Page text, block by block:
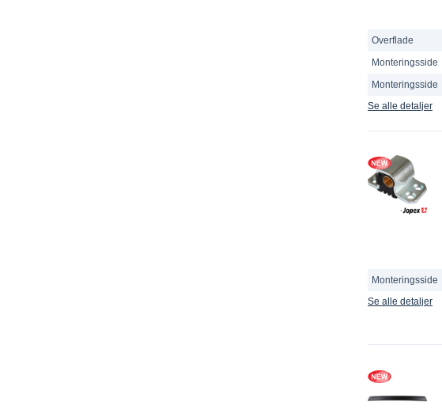
Overflade
Monteringsside
Monteringsside
Se alle detaljer
Monteringsside
Se alle detaljer